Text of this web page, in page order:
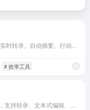
# 效率工具